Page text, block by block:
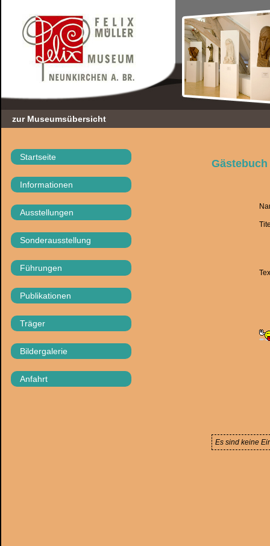
zur Museumsübersicht
Startseite
Informationen
Ausstellungen
Sonderausstellung
Führungen
Publikationen
Träger
Bildergalerie
Anfahrt
Gästebuch
Es sind keine